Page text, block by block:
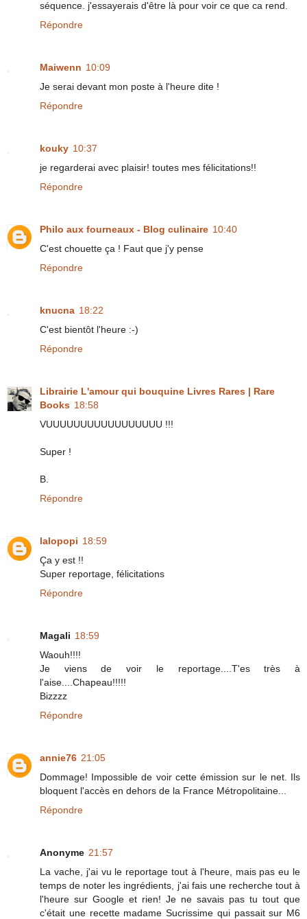
séquence. j'essayerais d'être là pour voir ce que ca rend.
Répondre
Maiwenn 10:09
Je serai devant mon poste à l'heure dite !
Répondre
kouky 10:37
je regarderai avec plaisir! toutes mes félicitations!!
Répondre
Philo aux fourneaux - Blog culinaire 10:40
C'est chouette ça ! Faut que j'y pense
Répondre
knucna 18:22
C'est bientôt l'heure :-)
Répondre
Librairie L'amour qui bouquine Livres Rares | Rare
Books 18:58
VUUUUUUUUUUUUUUUUU !!!
Super !
B.
Répondre
lalopopi 18:59
Ça y est !!
Super reportage, félicitations
Répondre
Magali 18:59
Waouh!!!!
Je viens de voir le reportage....T'es très à
l'aise....Chapeau!!!!!
Bizzzz
Répondre
annie76 21:05
Dommage! Impossible de voir cette émission sur le net. Ils
bloquent l'accès en dehors de la France Métropolitaine...
Répondre
Anonyme 21:57
La vache, j'ai vu le reportage tout à l'heure, mais pas eu le
temps de noter les ingrédients, j'ai fais une recherche tout à
l'heure sur Google et rien! Je ne savais pas tu tout que
c'était une recette madame Sucrissime qui passait sur M6